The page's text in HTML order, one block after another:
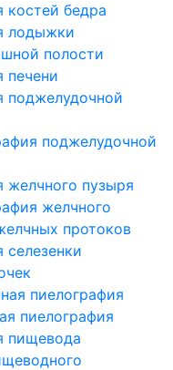
костей бедра
лодыжки
полости
печени
поджелудочной
поджелудочной
желчного пузыря
желчного
протоков
селезенки
пиелография
пиелография
пищевода